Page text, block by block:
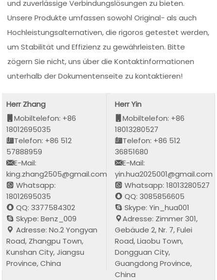
und zuverlässige Verbindungslösungen zu bieten.
Unsere Produkte umfassen sowohl Original- als auch
Hochleistungsalternativen, die rigoros getestet werden,
um Stabilität und Effizienz zu gewährleisten. Bitte
zögern Sie nicht, uns über die Kontaktinformationen
unterhalb der Dokumentenseite zu kontaktieren!
Herr Zhang
Mobiltelefon: +86
18012695035
Telefon: +86 512
57888959
E-Mail:
king.zhang2505@gmail.com
Whatsapp:
18012695035
QQ: 3377584302
Skype: Benz_009
Adresse: No.2 Yongyan
Road, Zhangpu Town,
Kunshan City, Jiangsu
Province, China
Herr Yin
Mobiltelefon: +86
18013280527
Telefon: +86 512
36851680
E-Mail:
yin.hua2025001@gmail.com
Whatsapp: 18013280527
QQ: 3085856605
Skype: Yin_hua001
Adresse: Zimmer 301,
Gebäude 2, Nr. 7, Fulei
Road, Liaobu Town,
Dongguan City,
Guangdong Province,
China